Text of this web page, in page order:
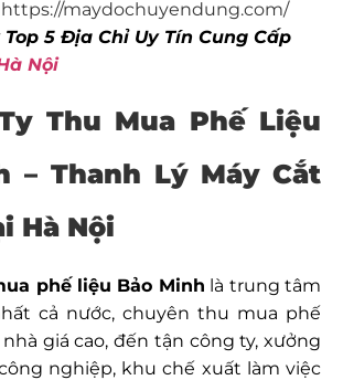
https://maydochuyendung.com/
5 Địa Chỉ Uy Tín Cung Cấp
Nội
Thu Mua Phế Liệu
– Thanh Lý Máy Cắt
Hà Nội
phế liệu Bảo Minh là trung tâm
cả nước, chuyên thu mua phế
giá cao, đến tận công ty, xưởng
nghiệp, khu chế xuất làm việc